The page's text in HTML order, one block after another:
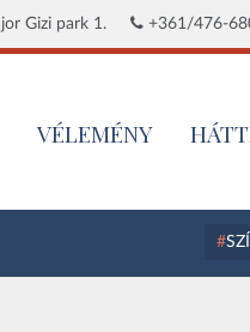
Gizi park 1. +361/476-
VÉLEMÉNY